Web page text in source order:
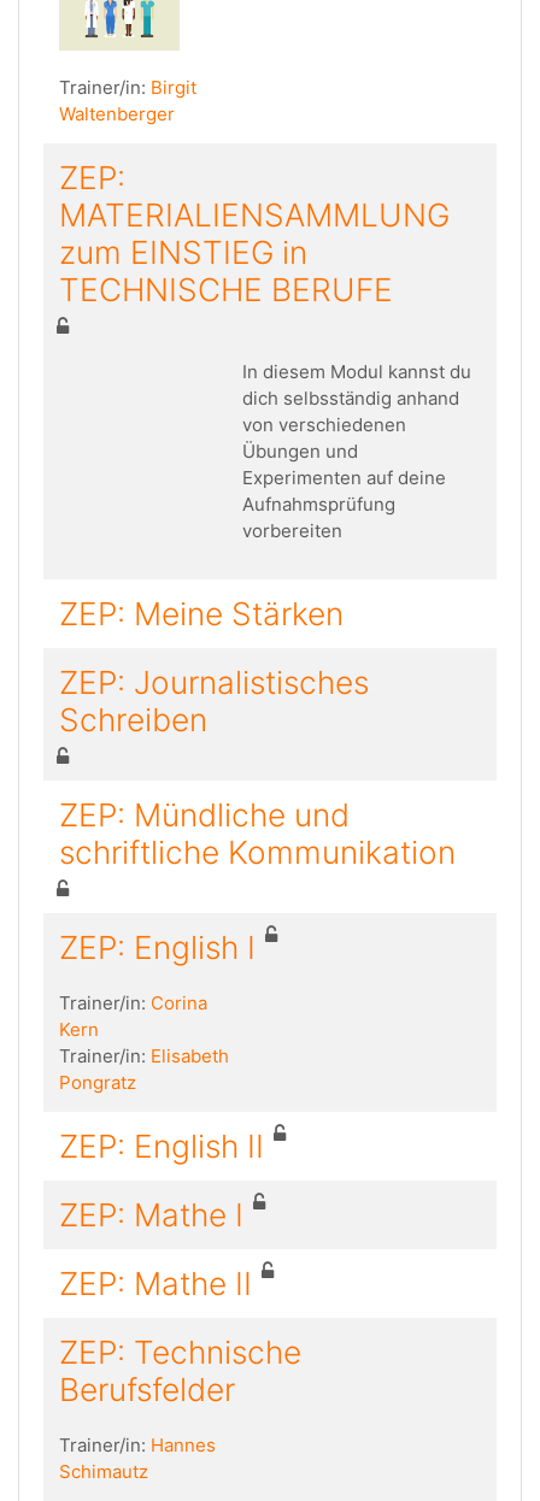
Trainer/in: Birgit
Waltenberger
ZEP:
MATERIALIENSAMMLUNG
zum EINSTIEG in
TECHNISCHE BERUFE
In diesem Modul kannst du
dich selbsständig anhand
von verschiedenen
Übungen und
Experimenten auf deine
Aufnahmsprüfung
vorbereiten
ZEP: Meine Stärken
ZEP: Journalistisches
Schreiben
ZEP: Mündliche und
schriftliche Kommunikation
ZEP: English I
Trainer/in: Corina
Kern
Trainer/in: Elisabeth
Pongratz
ZEP: English II
ZEP: Mathe I
ZEP: Mathe II
ZEP: Technische
Berufsfelder
Trainer/in: Hannes
Schimautz